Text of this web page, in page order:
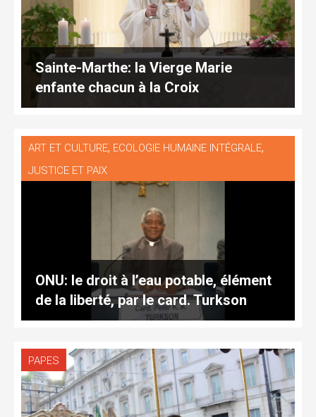
Sainte-Marthe: la Vierge Marie
enfante chacun à la Croix
ART ET CULTURE, ECOLOGIE HUMAINE INTÉGRALE,
JUSTICE ET PAIX
ONU: le droit à l’eau potable, élément
de la liberté, par le card. Turkson
PAPES